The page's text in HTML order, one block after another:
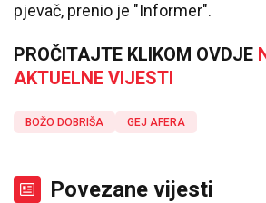
pjevač, prenio je "Informer".
PROČITAJTE KLIKOM OVDJE
AKTUELNE VIJESTI
BOŽO DOBRIŠA GEJ AFERA
Povezane vijesti